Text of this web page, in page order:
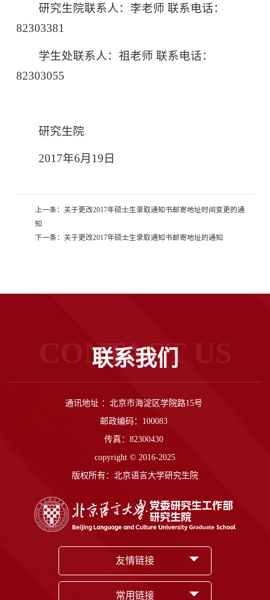
研究生院联系人：李老师 联系电话：
82303381
学生处联系人：祖老师 联系电话：
82303055
研究生院
2017年6月19日
上一条： 关于更改2017年硕士生录取通知书邮寄地址时间变更的通
知
下一条： 关于更改2017年硕士生录取通知书邮寄地址的通知
联系我们
CONTACT US
通讯地址 ：北京市海淀区学院路15号
邮政编码：100083
传真：82300430
copyright © 2016-2025
版权所有：北京语言大学研究生院
友情链接
常用链接